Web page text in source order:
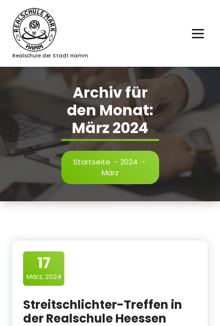
Inhalt
springen
Realschule der Stadt Hamm
Archiv für
den Monat:
März 2024
Startseite - 2024 -
März
17
März, 2024
Streitschlichter-Treffen in
der Realschule Heessen